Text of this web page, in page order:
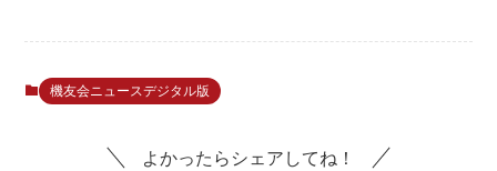
機友会ニュースデジタル版
よかったらシェアしてね！